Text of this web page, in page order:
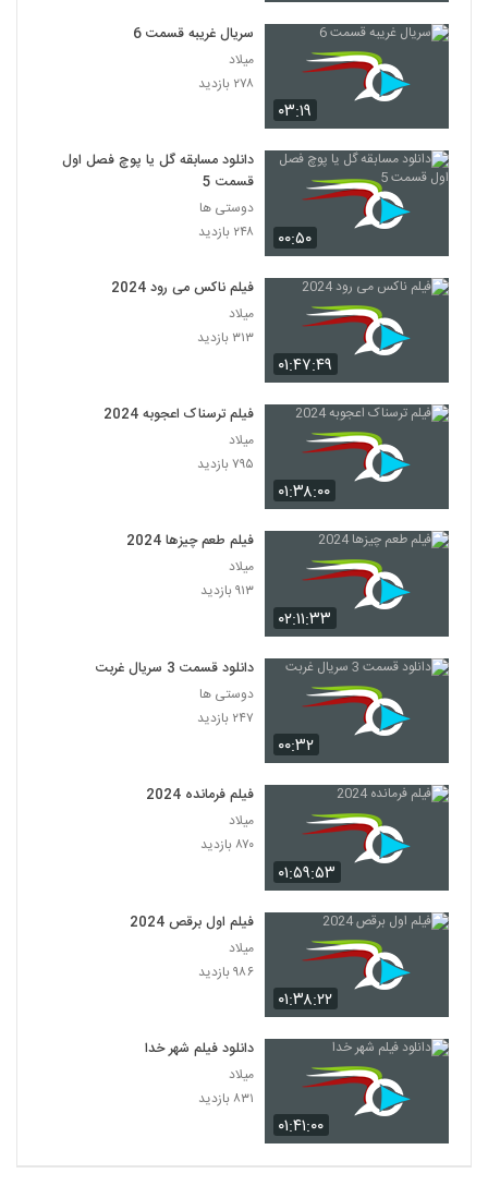
۰۳:۱۹
سریال غریبه قسمت 6
میلاد
۲۷۸ بازدید
۰۰:۵۰
دانلود مسابقه گل یا پوچ فصل اول
قسمت 5
دوستی ها
۲۴۸ بازدید
۰۱:۴۷:۴۹
فیلم ناکس می رود 2024
میلاد
۳۱۳ بازدید
۰۱:۳۸:۰۰
فیلم ترسناک اعجوبه 2024
میلاد
۷۹۵ بازدید
۰۲:۱۱:۳۳
فیلم طعم چیزها 2024
میلاد
۹۱۳ بازدید
۰۰:۳۲
دانلود قسمت 3 سریال غربت
دوستی ها
۲۴۷ بازدید
۰۱:۵۹:۵۳
فیلم فرمانده 2024
میلاد
۸۷۰ بازدید
۰۱:۳۸:۲۲
فیلم اول برقص 2024
میلاد
۹۸۶ بازدید
۰۱:۴۱:۰۰
دانلود فیلم شهر خدا
میلاد
۸۳۱ بازدید